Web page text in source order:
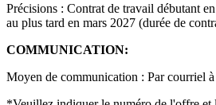
Précisions : Contrat de travail débutant
au plus tard en mars 2027 (durée de
COMMUNICATION:
Moyen de communication : Par courriel